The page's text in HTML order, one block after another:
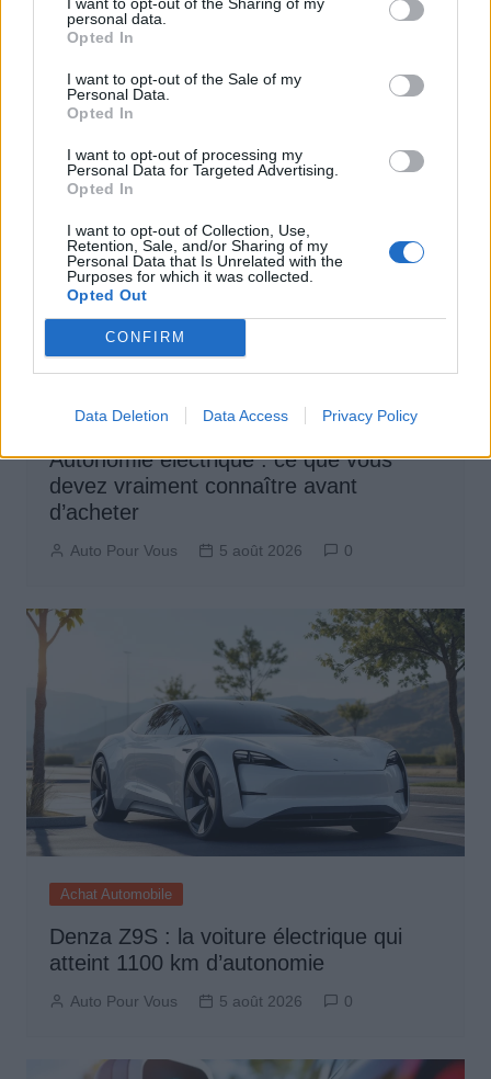
personal data.
Opted In
I want to opt-out of the Sale of my
Personal Data.
Opted In
I want to opt-out of processing my
Personal Data for Targeted Advertising.
Opted In
I want to opt-out of Collection, Use,
Retention, Sale, and/or Sharing of my
Personal Data that Is Unrelated with the
Purposes for which it was collected.
Opted Out
CONFIRM
Data Deletion Data Access Privacy Policy
Navigation
Précédent Suivant
Achat Automobile
Autonomie électrique : ce que vous
devez vraiment connaître avant
d’acheter
Auto Pour Vous 5 août 2026 0
Achat Automobile
Denza Z9S : la voiture électrique qui
atteint 1100 km d’autonomie
Auto Pour Vous 5 août 2026 0